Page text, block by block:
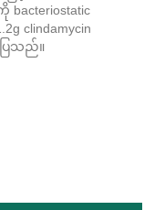
bacteriostatic
clindamycin
ပြသည်။